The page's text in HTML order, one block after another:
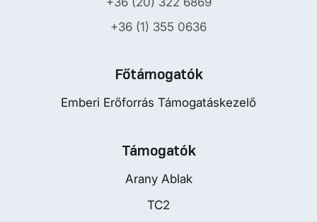
+36 (1) 355 0636
Főtámogatók
Emberi Erőforrás Támogatáskezelő
Támogatók
Arany Ablak
TC2